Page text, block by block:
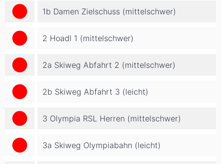
1b Damen Zielschuss (mittelschwer)
2 Hoadl 1 (mittelschwer)
2a Skiweg Abfahrt 2 (mittelschwer)
2b Skiweg Abfahrt 3 (leicht)
3 Olympia RSL Herren (mittelschwer)
3a Skiweg Olympiabahn (leicht)